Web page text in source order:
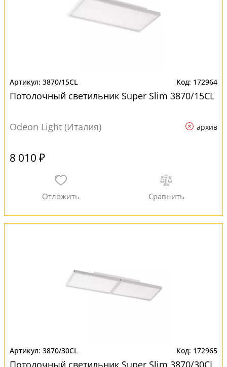
3870/15CL 172964
Потолочный светильник Super Slim 3870/15CL
Odeon Light (Италия) архив
8 010 ₽
3870/30CL 172965
Потолочный светильник Super Slim 3870/30CL